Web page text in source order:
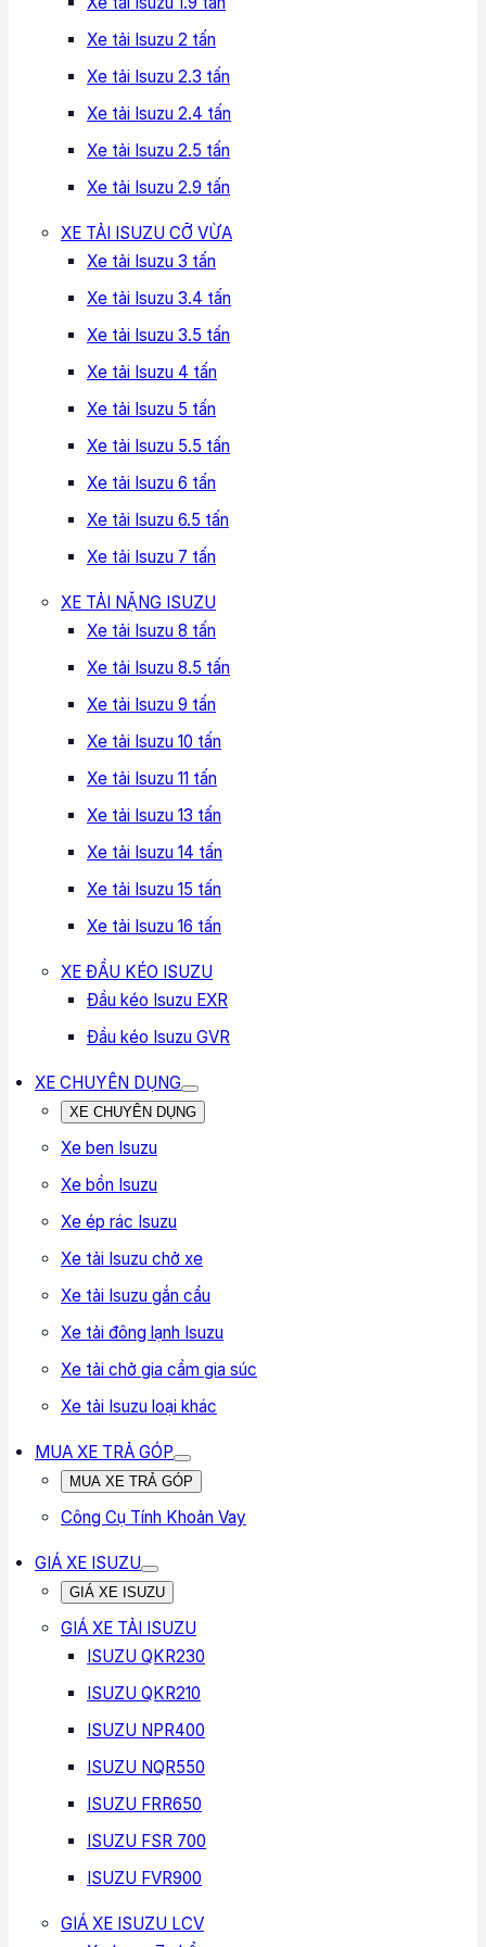
là thứ mà chúng tôi cam kết đem đến dịch vụ tốt nhất
cho khách hàng.
Hi vọng những chia sẽ thông tin hữu ích trên đây sẽ
giúp cho bạn lựa chọn được
để mua xe tải Isuzu 10 tấn đúng nhu cầu chở hàng của
Xe tải Isuzu 2 tấn
Xe tải Isuzu 2.3 tấn
Xe tải Isuzu 2.4 tấn
Xe tải Isuzu 2.5 tấn
Xe tải Isuzu 2.9 tấn
XE TẢI ISUZU CỠ VỪA
Xe tải Isuzu 3 tấn
Xe tải Isuzu 3.4 tấn
Xe tải Isuzu 3.5 tấn
Xe tải Isuzu 4 tấn
Xe tải Isuzu 5 tấn
Xe tải Isuzu 5.5 tấn
Xe tải Isuzu 6 tấn
Xe tải Isuzu 6.5 tấn
Xe tải Isuzu 7 tấn
XE TẢI NẶNG ISUZU
Xe tải Isuzu 8 tấn
Xe tải Isuzu 8.5 tấn
Xe tải Isuzu 9 tấn
Xe tải Isuzu 10 tấn
Xe tải Isuzu 11 tấn
Xe tải Isuzu 13 tấn
Xe tải Isuzu 14 tấn
Xe tải Isuzu 15 tấn
Xe tải Isuzu 16 tấn
XE ĐẦU KÉO ISUZU
Đầu kéo Isuzu EXR
Đầu kéo Isuzu GVR
XE CHUYÊN DỤNG
XE CHUYÊN DỤNG
Xe ben Isuzu
Xe bồn Isuzu
Xe ép rác Isuzu
Xe tải Isuzu chở xe
Xe tải Isuzu gắn cẩu
Xe tải đông lạnh Isuzu
Xe tải chở gia cầm gia súc
Xe tải Isuzu loại khác
MUA XE TRẢ GÓP
MUA XE TRẢ GÓP
Công Cụ Tính Khoản Vay
GIÁ XE ISUZU
GIÁ XE ISUZU
GIÁ XE TẢI ISUZU
ISUZU QKR230
ISUZU QKR210
ISUZU NPR400
ISUZU NQR550
ISUZU FRR650
ISUZU FSR 700
ISUZU FVR900
GIÁ XE ISUZU LCV